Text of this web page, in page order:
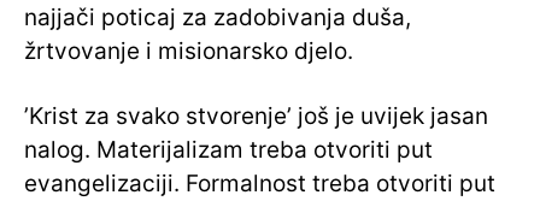
najjači poticaj za zadobivanja duša,
žrtvovanje i misionarsko djelo.
’Krist za svako stvorenje’ još je uvijek jasan
nalog. Materijalizam treba otvoriti put
evangelizaciji. Formalnost treba otvoriti put